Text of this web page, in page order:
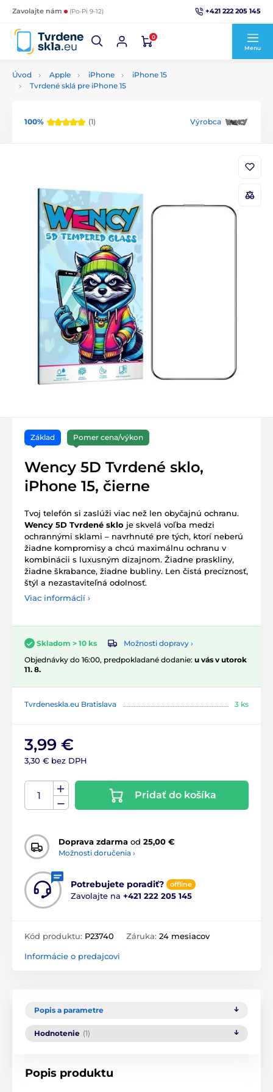
Zavolajte nám (Po-Pi 9-12) +421 222 205 145
0
Menu
Úvod Apple iPhone
iPhone 15
Tvrdené sklá pre iPhone 15
100% (1) Výrobca
Základ Pomer cena/výkon
Wency 5D Tvrdené sklo,
iPhone 15, čierne
Tvoj telefón si zaslúži viac než len obyčajnú ochranu.
Wency 5D Tvrdené sklo je skvelá voľba medzi
ochrannými sklami – navrhnuté pre tých, ktorí neberú
žiadne kompromisy a chcú maximálnu ochranu v
kombinácii s luxusným dizajnom. Žiadne praskliny,
žiadne škrabance, žiadne bubliny. Len čistá precíznosť,
štýl a nezastaviteľná odolnosť.
Viac informácií ›
Skladom > 10 ks
Možnosti dopravy ›
Objednávky do 16:00, predpokladané dodanie: u vás v utorok
11. 8.
Tvrdeneskla.eu Bratislava 3 ks
3,99 €
3,30 € bez DPH
Pridať do košíka
Doprava zdarma od 25,00 €
Možnosti doručenia ›
Potrebujete poradiť? offline
Zavolajte na +421 222 205 145
Kód produktu: P23740 Záruka: 24 mesiacov
Informácie o predajcovi
Popis a parametre
Hodnotenie (1)
Popis produktu